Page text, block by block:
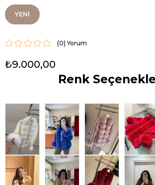
YENI
(0)
₺9.000,00
Renk